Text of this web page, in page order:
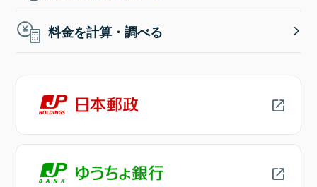
料金を計算・調べる